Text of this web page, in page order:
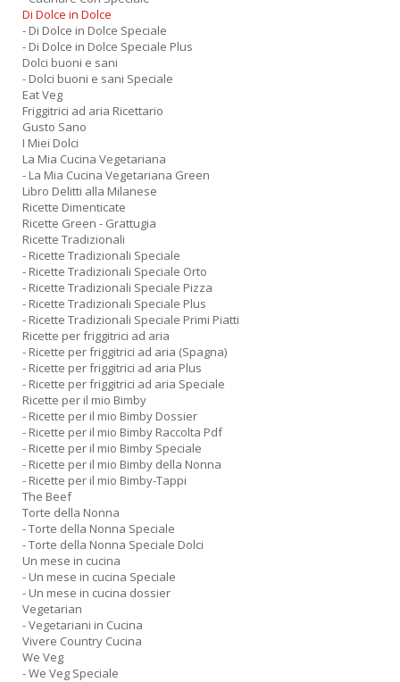
Di Dolce in Dolce
- Di Dolce in Dolce Speciale
- Di Dolce in Dolce Speciale Plus
Dolci buoni e sani
- Dolci buoni e sani Speciale
Eat Veg
Friggitrici ad aria Ricettario
Gusto Sano
I Miei Dolci
La Mia Cucina Vegetariana
- La Mia Cucina Vegetariana Green
Libro Delitti alla Milanese
Ricette Dimenticate
Ricette Green - Grattugia
Ricette Tradizionali
- Ricette Tradizionali Speciale
- Ricette Tradizionali Speciale Orto
- Ricette Tradizionali Speciale Pizza
- Ricette Tradizionali Speciale Plus
- Ricette Tradizionali Speciale Primi Piatti
Ricette per friggitrici ad aria
- Ricette per friggitrici ad aria (Spagna)
- Ricette per friggitrici ad aria Plus
- Ricette per friggitrici ad aria Speciale
Ricette per il mio Bimby
- Ricette per il mio Bimby Dossier
- Ricette per il mio Bimby Raccolta Pdf
- Ricette per il mio Bimby Speciale
- Ricette per il mio Bimby della Nonna
- Ricette per il mio Bimby-Tappi
The Beef
Torte della Nonna
- Torte della Nonna Speciale
- Torte della Nonna Speciale Dolci
Un mese in cucina
- Un mese in cucina Speciale
- Un mese in cucina dossier
Vegetarian
- Vegetariani in Cucina
Vivere Country Cucina
We Veg
- We Veg Speciale